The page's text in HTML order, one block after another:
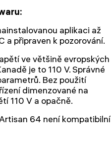
aplikaci až
a připraven k pozorování.
ve většině evropských
je to 110 V. Správné
Bez použití
dimenzované na
110 V a opačně.
64 není kompatibilní